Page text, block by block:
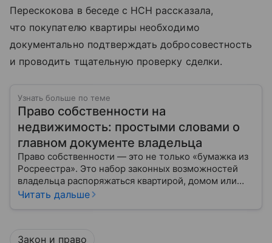
Перескокова в беседе с НСН рассказала,
что покупателю квартиры необходимо
документально подтверждать добросовестность
и проводить тщательную проверку сделки.
Узнать больше по теме
Право собственности на
недвижимость: простыми словами о
главном документе владельца
Право собственности — это не только «бумажка из
Росреестра». Это набор законных возможностей
владельца распоряжаться квартирой, домом или
участком: жить, сдавать, продавать, дарить,
Читать дальше
Закон и право